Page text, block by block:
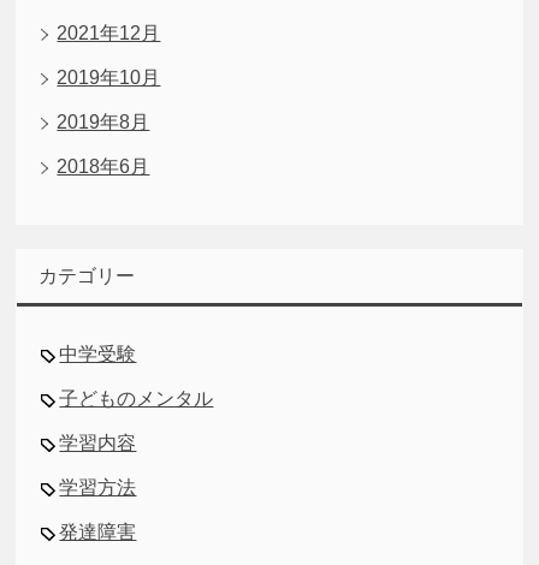
2021年12月
2019年10月
2019年8月
2018年6月
カテゴリー
中学受験
子どものメンタル
学習内容
学習方法
発達障害